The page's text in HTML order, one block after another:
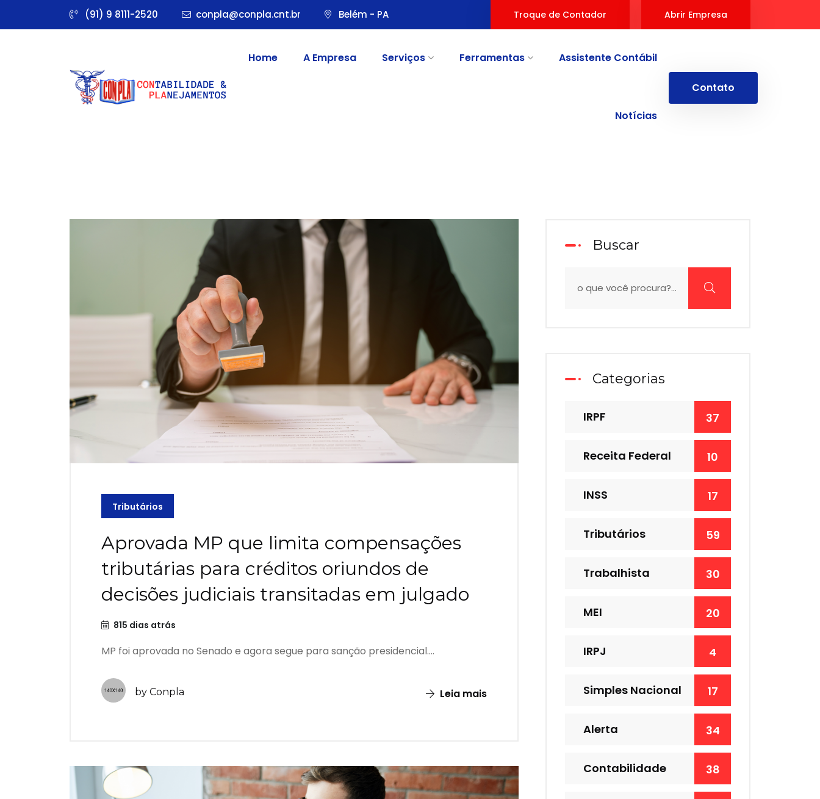
(91) 9 8111-2520 conpla@conpla.cnt.br Belém - PA Troque de Contador Abrir Empresa
Home A Empresa Serviços Ferramentas Assistente Contábil
Notícias
Contato
Tributários
Aprovada MP que limita compensações
tributárias para créditos oriundos de
decisões judiciais transitadas em julgado
815 dias atrás
MP foi aprovada no Senado e agora segue para sanção presidencial....
by Conpla Leia mais
Buscar
Categorias
IRPF 37
Receita Federal 10
INSS 17
Tributários 59
Trabalhista 30
MEI 20
IRPJ 4
Simples Nacional 17
Alerta 34
Contabilidade 38